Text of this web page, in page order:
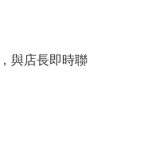
與店長即時聯